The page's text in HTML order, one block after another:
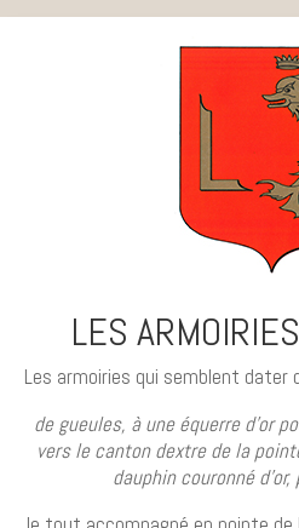
LES
Les armoiries qui semblent dater
de gueules, à une équerre d’or
vers le canton dextre de la
dauphin couronné